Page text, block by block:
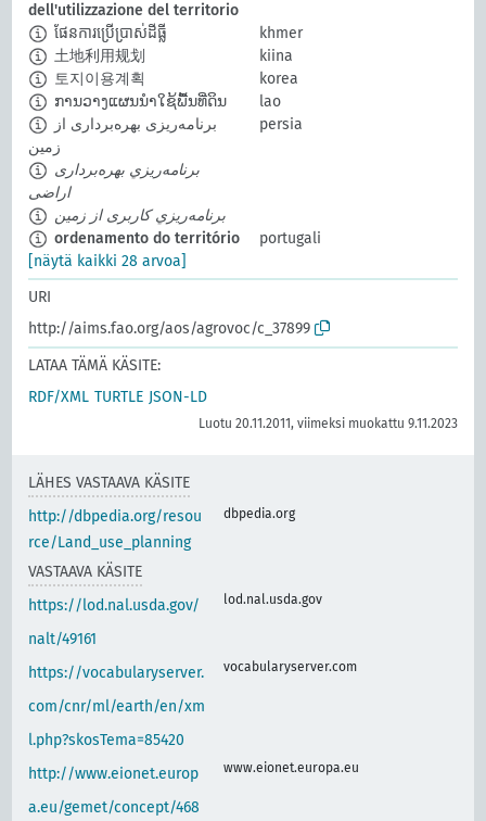
dell'utilizzazione del territorio
ផែនការប្រើប្រាស់ដីធ្លី
khmer
土地利用规划
kiina
토지이용계획
korea
ການວາງແຜນນຳໃຊ້ພື້ນທີ່ດິນ
lao
زمین
persia
اراضی
برنامه‌ريزي کاربری از زمين
ordenamento do território
portugali
[näytä kaikki 28 arvoa]
URI
http://aims.fao.org/aos/agrovoc/c_37899
LATAA TÄMÄ KÄSITE:
RDF/XML TURTLE JSON-LD
Luotu 20.11.2011, viimeksi muokattu 9.11.2023
LÄHES VASTAAVA KÄSITE
http://dbpedia.org/resou
rce/Land_use_planning
dbpedia.org
VASTAAVA KÄSITE
https://lod.nal.usda.gov/
nalt/49161
lod.nal.usda.gov
https://vocabularyserver.
com/cnr/ml/earth/en/xm
l.php?skosTema=85420
vocabularyserver.com
http://www.eionet.europ
a.eu/gemet/concept/468
www.eionet.europa.eu